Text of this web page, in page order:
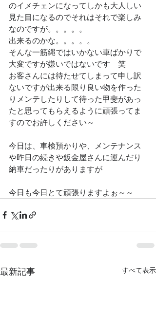
のイメチェンになってしかも大人しい
見た目になるのでそれはそれで楽しみ
なのですが。。。。。
出来るのかな。。。。。
そんな一筋縄ではいかない車ばかりで
大変ですが嫌いではないです　笑
お客さんには待たせてしまって申し訳
ないですが出来る限り良い物を作った
りメンテしたりして待った甲斐があっ
たと思ってもらえるように頑張ってま
すのでお許しください～
今日は、車検預かりや、メンテナンス
や昨日の続きや鈑金屋さんに運んだり
納車だったりがありますが
今日も今日とて頑張りますよぉ～～
最新記事 すべて表示